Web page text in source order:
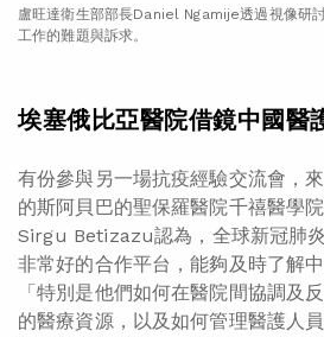
盧旺達衛生部部長Daniel Ngamije透過視像研
工作的難題與訴求。
埃塞俄比亞醫院借鏡中國醫
有份參與另一場抗疫經驗交流會，
的斯阿貝巴的聖保羅醫院千禧醫學
Sirgu Betizazu認為，全球新冠肺
非常好的合作平台，能夠及時了解
「特別是他們如何在醫院間協調及
的醫療資源，以及如何管理醫護人